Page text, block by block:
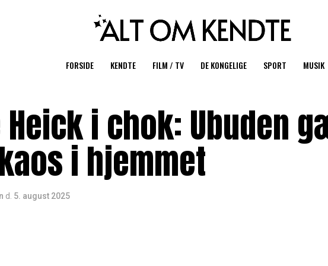
FORSIDE KENDTE FILM / TV DE KONGELIGE SPORT MUSIK
i chok: Ubuden
i hjemmet
d. 5. august 2025